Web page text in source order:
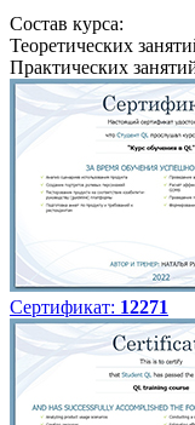
Состав курса:
Теоретических
Практических
Сертификат: 12271